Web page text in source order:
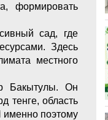
формировать
сад, где
Здесь
местного
Бакытулы. Он
тенге, область
именно поэтому